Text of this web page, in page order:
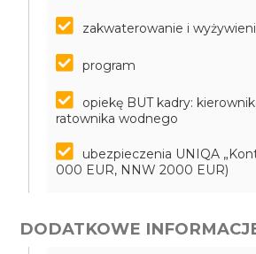
zakwaterowanie i
program
opiekę BUT kadry:
ratownika wodnego
ubezpieczenia UNIQA
000 EUR, NNW 2000 EUR)
DODATKOWE